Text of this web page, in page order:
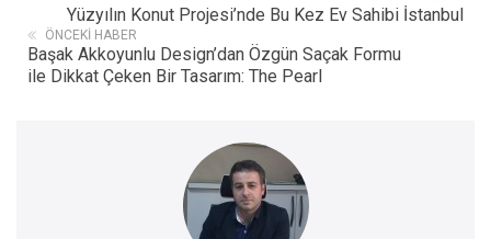
Yüzyılın Konut Projesi’nde Bu Kez Ev Sahibi İstanbul
ÖNCEKI HABER
Başak Akkoyunlu Design’dan Özgün Saçak Formu
ile Dikkat Çeken Bir Tasarım: The Pearl